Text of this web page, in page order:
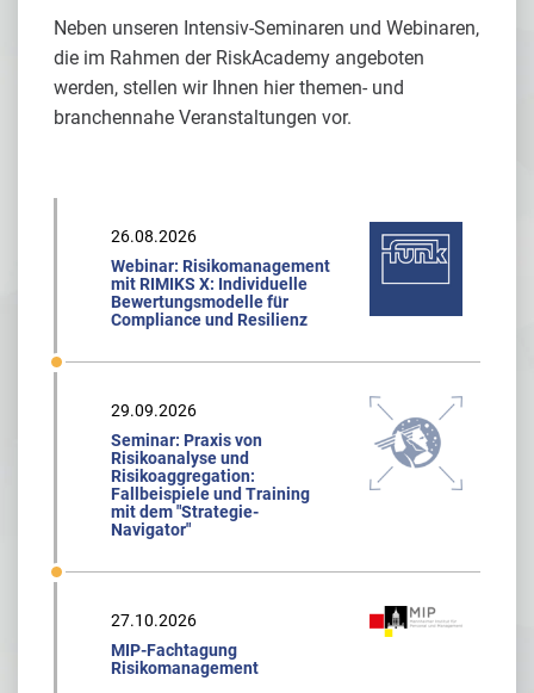
Neben unseren Intensiv-Seminaren und Webinaren,
die im Rahmen der RiskAcademy angeboten
werden, stellen wir Ihnen hier themen- und
branchennahe Veranstaltungen vor.
26.08.2026
Webinar: Risikomanagement
mit RIMIKS X: Individuelle
Bewertungsmodelle für
Compliance und Resilienz
29.09.2026
Seminar: Praxis von
Risikoanalyse und
Risikoaggregation:
Fallbeispiele und Training
mit dem "Strategie-
Navigator"
27.10.2026
MIP-Fachtagung
Risikomanagement